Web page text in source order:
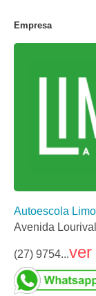
Empresa
Autoescola
Avenida
(27) 9754...ver